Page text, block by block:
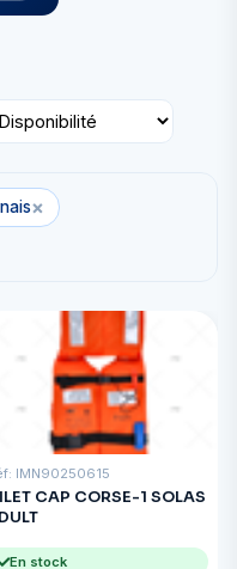
×
IMN90250615
CAP CORSE-1 SOLAS
En stock